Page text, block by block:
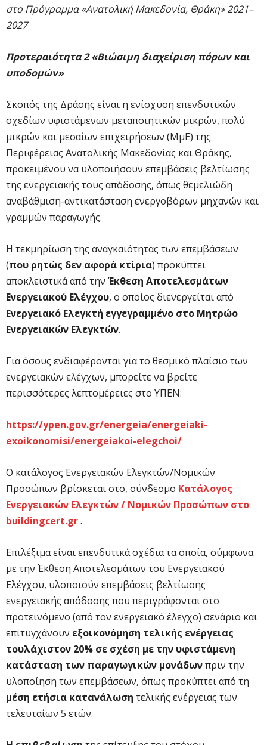
στο Πρόγραμμα «Ανατολική Μακεδονία, Θράκη» 2021–
2027
Προτεραιότητα 2 «Βιώσιμη διαχείριση πόρων και
υποδομών»
Σκοπός της Δράσης είναι η ενίσχυση επενδυτικών
σχεδίων υφιστάμενων μεταποιητικών μικρών, πολύ
μικρών και μεσαίων επιχειρήσεων (ΜμΕ) της
Περιφέρειας Ανατολικής Μακεδονίας και Θράκης,
προκειμένου να υλοποιήσουν επεμβάσεις βελτίωσης
της ενεργειακής τους απόδοσης, όπως θεμελιώδη
αναβάθμιση-αντικατάσταση ενεργοβόρων μηχανών και
γραμμών παραγωγής.
Η τεκμηρίωση της αναγκαιότητας των επεμβάσεων
(που ρητώς δεν αφορά κτίρια) προκύπτει
αποκλειστικά από τηνΈκθεση Αποτελεσμάτων
Ενεργειακού Ελέγχου, ο οποίος διενεργείται από
Ενεργειακό Ελεγκτή εγγεγραμμένο στο Μητρώο
Ενεργειακών Ελεγκτών.
Για όσους ενδιαφέρονται για το θεσμικό πλαίσιο των
ενεργειακών ελέγχων, μπορείτε να βρείτε
περισσότερες λεπτομέρειες στο ΥΠΕΝ:
https://ypen.gov.gr/energeia/energeiaki-
exoikonomisi/energeiakoi-elegchoi/
Ο κατάλογος Ενεργειακών Ελεγκτών/Νομικών
Προσώπων βρίσκεται στο, σύνδεσμο Κατάλογος
Ενεργειακών Ελεγκτών / Νομικών Προσώπων στο
buildingcert.gr.
Επιλέξιμα είναι επενδυτικά σχέδια τα οποία, σύμφωνα
με την Έκθεση Αποτελεσμάτων του Ενεργειακού
Ελέγχου, υλοποιούν επεμβάσεις βελτίωσης
ενεργειακής απόδοσης που περιγράφονται στο
προτεινόμενο (από τον ενεργειακό έλεγχο) σενάριο και
επιτυγχάνουν εξοικονόμηση τελικής ενέργειας
τουλάχιστον 20% σε σχέση με την υφιστάμενη
κατάσταση των παραγωγικών μονάδωνπριν την
υλοποίηση των επεμβάσεων, όπως προκύπτει από τη
μέση ετήσια κατανάλωση τελικής ενέργειας των
τελευταίων 5 ετών.